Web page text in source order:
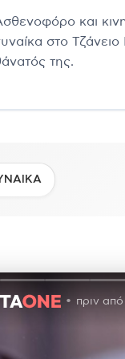
και
στο
της.
πριν